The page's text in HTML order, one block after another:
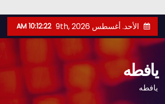
to
content
الأحد. أغسطس 9th, 2026 10:12:23 AM
يافطه
يافطه